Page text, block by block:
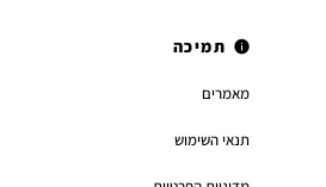
תמיכה
מאמרים
תנאי השימוש